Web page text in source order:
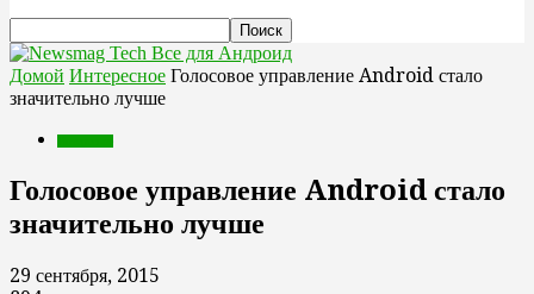
Все для Андроид
Домой Интересное Голосовое управление Android стало
значительно лучше
Голосовое управление Android стало
значительно лучше
29 сентября, 2015